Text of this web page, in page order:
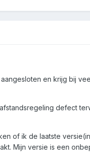
en krijg bij
defect
of ik de laatste
Mijn versie is een